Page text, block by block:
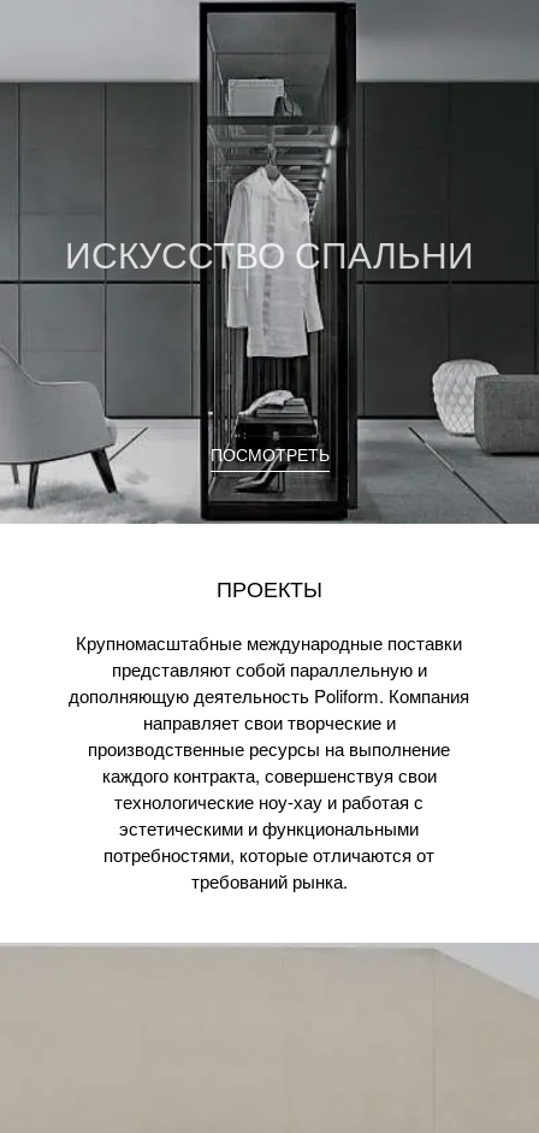
ИСКУССТВО СПАЛЬНИ
ПОСМОТРЕТЬ
ПРОЕКТЫ
Крупномасштабные международные поставки
представляют собой параллельную и
дополняющую деятельность Poliform. Компания
направляет свои творческие и
производственные ресурсы на выполнение
каждого контракта, совершенствуя свои
технологические ноу-хау и работая с
эстетическими и функциональными
потребностями, которые отличаются от
требований рынка.